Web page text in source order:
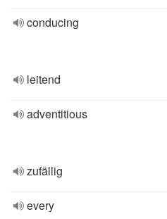
conducing
leitend
adventitious
zufällig
every